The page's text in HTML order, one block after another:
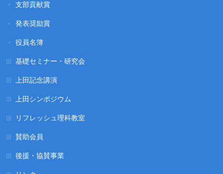
支部貢献賞
発表奨励賞
役員名簿
基礎セミナー・研究会
上田記念講演
上田シンポジウム
リフレッシュ理科教室
賛助会員
後援・協賛事業